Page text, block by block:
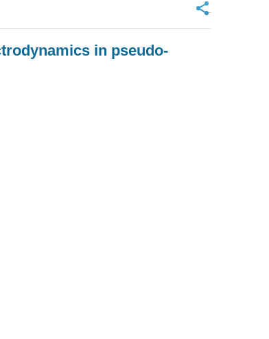
_
in pseudo-